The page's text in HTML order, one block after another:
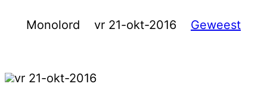
Monolord vr 21-okt-2016 Geweest
vr 21-okt-2016